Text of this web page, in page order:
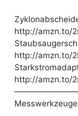
http://amzn.to/
http://amzn.to/
http://amzn.to/